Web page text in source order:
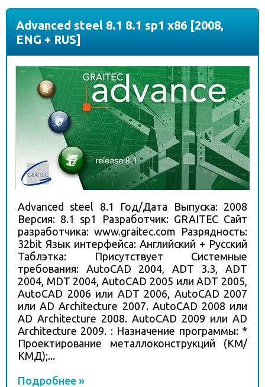
Advanced steel 8.1 8.1 sp1 x86 [2008,
ENG + RUS]
Advanced steel 8.1 Год/Дата Выпуска: 2008
Версия: 8.1 sp1 Разработчик: GRAITEC Сайт
разработчика: www.graitec.com Разрядность:
32bit Язык интерфейса: Английский + Русский
Таблэтка: Присутствует Системные
требования: AutoCAD 2004, ADT 3.3, ADT
2004, MDT 2004, AutoCAD 2005 или ADT 2005,
AutoCAD 2006 или ADT 2006, AutoCAD 2007
или AD Architecture 2007. AutoCAD 2008 или
AD Architecture 2008. AutoCAD 2009 или AD
Architecture 2009. : Назначение программы: *
Проектирование металлоконструкций (КМ/
КМД);...
Подробнее »